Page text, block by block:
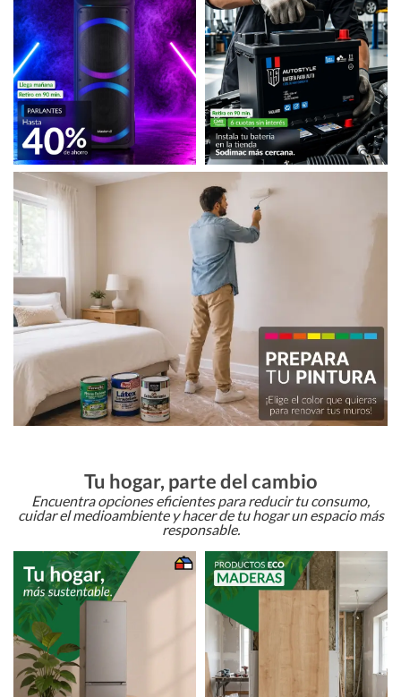
Tu hogar, parte del cambio
Encuentra opciones eficientes para reducir tu consumo,
cuidar el medioambiente y hacer de tu hogar un espacio más
responsable.